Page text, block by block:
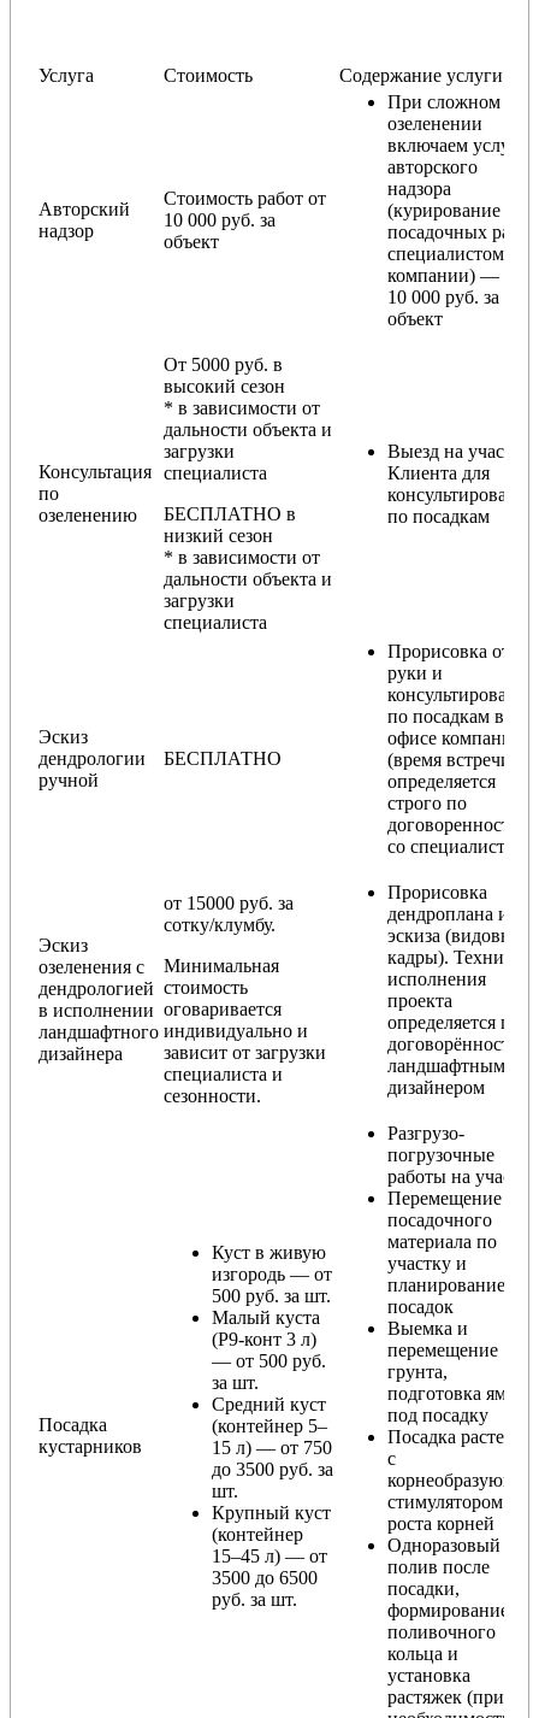
Услуга Стоимость Содержание услуги
Авторский
надзор
Стоимость работ от
10 000 руб. за
объект
При сложном
озеленении
включаем услугу
авторского
надзора
(курирование
посадочных работ
специалистом
компании) — от
10 000 руб. за
объект
Консультация
по
озеленению
От 5000 руб. в
высокий сезон
* в зависимости от
дальности объекта и
загрузки
специалиста
БЕСПЛАТНО в
низкий сезон
* в зависимости от
дальности объекта и
загрузки
специалиста
Выезд на участок
Клиента для
консультирования
по посадкам
Эскиз
дендрологии
ручной
БЕСПЛАТНО
Прорисовка от
руки и
консультирование
по посадкам в
офисе компании
(время встречи
определяется
строго по
договоренности
со специалистом)
Эскиз
озеленения с
дендрологией
в исполнении
ландшафтного
дизайнера
от 15000 руб. за
сотку/клумбу.
Минимальная
стоимость
оговаривается
индивидуально и
зависит от загрузки
специалиста и
сезонности.
Прорисовка
дендроплана и
эскиза (видовые
кадры). Техника
исполнения
проекта
определяется по
договорённости с
ландшафтным
дизайнером
Посадка
кустарников
Куст в живую
изгородь — от
500 руб. за шт.
Малый куста
(Р9-конт 3 л)
— от 500 руб.
за шт.
Средний куст
(контейнер 5–
15 л) — от 750
до 3500 руб. за
шт.
Крупный куст
(контейнер
15–45 л) — от
3500 до 6500
руб. за шт.
Разгрузо-
погрузочные
работы на участке
Перемещение
посадочного
материала по
участку и
планирование
посадок
Выемка и
перемещение
грунта,
подготовка ямы
под посадку
Посадка растения
с
корнеобразующим
стимулятором
роста корней
Одноразовый
полив после
посадки,
формирование
поливочного
кольца и
установка
растяжек (при